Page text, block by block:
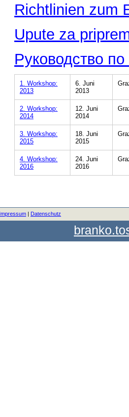
Richtlinien zum
Upute za
Руководство
1. Workshop:
2013
6. Juni
2013
2. Workshop:
2014
12. Juni
2014
3. Workshop:
2015
18. Juni
2015
4. Workshop:
2016
24. Juni
2016
Impressum Datenschutz